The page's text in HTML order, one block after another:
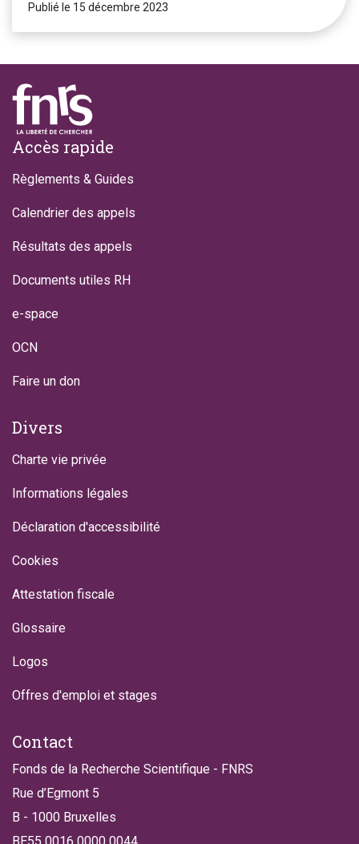
Publié le 15 décembre 2023
Footer
Accès rapide
Règlements & Guides
Calendrier des appels
Résultats des appels
Documents utiles RH
e-space
OCN
Faire un don
Divers
Charte vie privée
Informations légales
Déclaration d'accessibilité
Cookies
Attestation fiscale
Glossaire
Logos
Offres d'emploi et stages
Contact
Fonds de la Recherche Scientifique - FNRS
Rue d’Egmont 5
B - 1000 Bruxelles